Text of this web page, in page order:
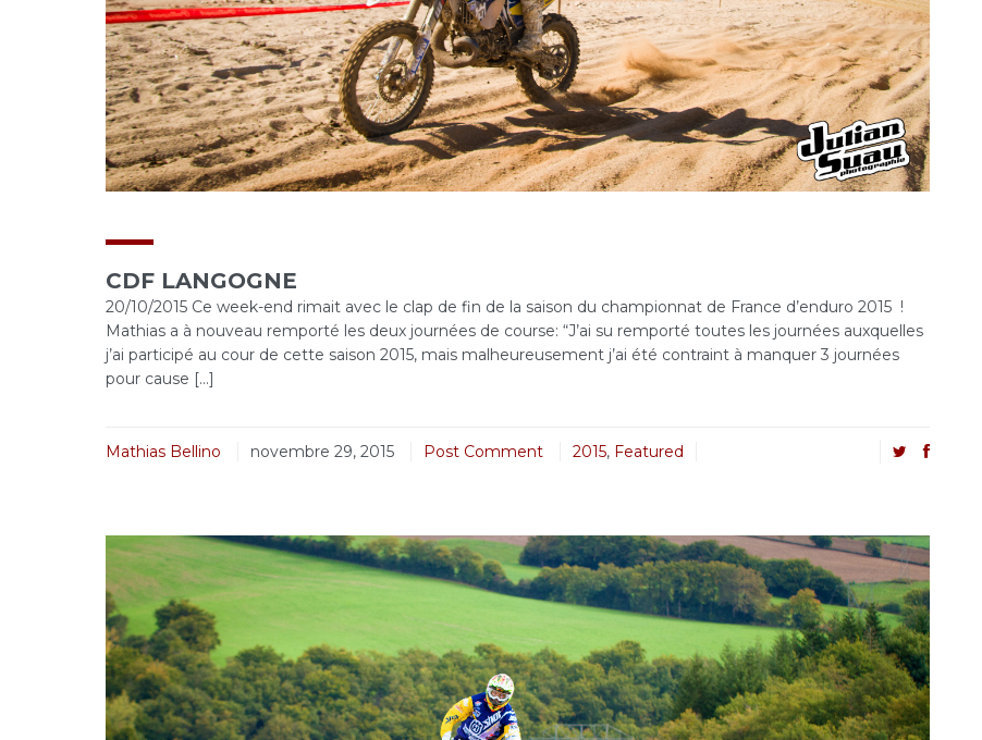
CDF LANGOGNE
20/10/2015 Ce week-end rimait avec le clap de fin de la saison du championnat de France d’enduro 2015 !
Mathias a à nouveau remporté les deux journées de course: “J’ai su remporté toutes les journées auxquelles
j’ai participé au cour de cette saison 2015, mais malheureusement j’ai été contraint à manquer 3 journées
pour cause […]
Mathias Bellino novembre 29, 2015 Post Comment 2015, Featured